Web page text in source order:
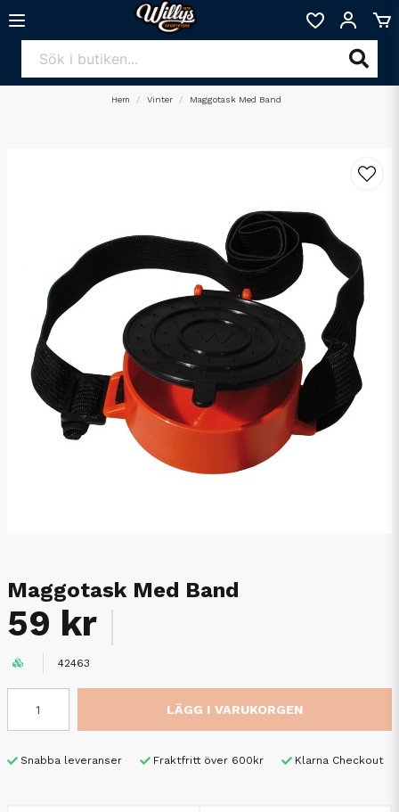
Hem Vinter Maggotask Med Band
Maggotask Med Band
59 kr
42463
LÄGG I VARUKORGEN
Snabba leveranser Fraktfritt över 600kr Klarna Checkout